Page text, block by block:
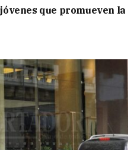
que promueven la